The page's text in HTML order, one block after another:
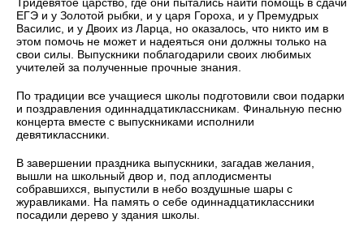
Тридевятое царство, где они пытались найти помощь в сдачи
ЕГЭ и у Золотой рыбки, и у царя Гороха, и у Премудрых
Василис, и у Двоих из Ларца, но оказалось, что никто им в
этом помочь не может и надеяться они должны только на
свои силы. Выпускники поблагодарили своих любимых
учителей за полученные прочные знания.
По традиции все учащиеся школы подготовили свои подарки
и поздравления одиннадцатиклассникам. Финальную песню
концерта вместе с выпускниками исполнили
девятиклассники.
В завершении праздника выпускники, загадав желания,
вышли на школьный двор и, под аплодисменты
собравшихся, выпустили в небо воздушные шары с
журавликами. На память о себе одиннадцатиклассники
посадили дерево у здания школы.